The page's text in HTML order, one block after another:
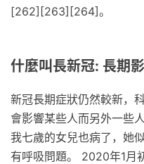
[262][263][264]。
什麼叫長新冠: 長期
新冠長期症狀仍然較新，
會影響某些人而另外一些
我七歲的女兒也病了，她
有呼吸問題。 2020年1月